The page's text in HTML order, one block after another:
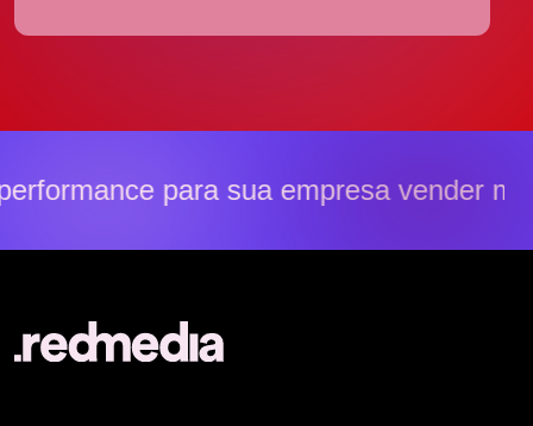
para sua empresa vender